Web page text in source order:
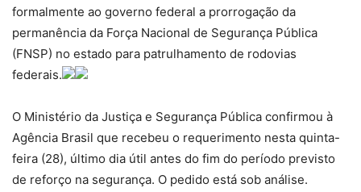
formalmente ao governo federal a prorrogação da
permanência da Força Nacional de Segurança Pública
(FNSP) no estado para patrulhamento de rodovias
federais.
O Ministério da Justiça e Segurança Pública confirmou à
Agência Brasil que recebeu o requerimento nesta quinta-
feira (28), último dia útil antes do fim do período previsto
de reforço na segurança. O pedido está sob análise.